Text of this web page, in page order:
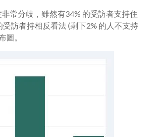
常分歧，雖然有34% 的受訪者支持住
訪者持相反看法 (剩下2% 的人不支持
圖。